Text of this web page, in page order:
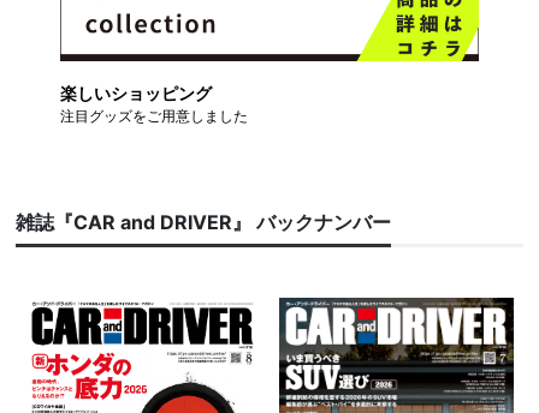
楽しいショッピング
注目グッズをご用意しました
雑誌『CAR and DRIVER』 バックナンバー